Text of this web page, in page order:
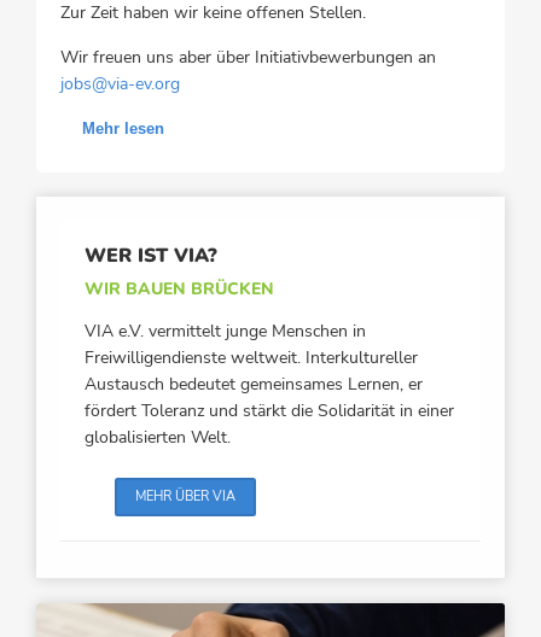
Zur Zeit haben wir keine offenen Stellen.
Wir freuen uns aber über Initiativbewerbungen an
jobs@via-ev.org
Mehr lesen
WER IST VIA?
WIR BAUEN BRÜCKEN
VIA e.V. vermittelt junge Menschen in
Freiwilligendienste weltweit. Interkultureller
Austausch bedeutet gemeinsames Lernen, er
fördert Toleranz und stärkt die Solidarität in einer
globalisierten Welt.
MEHR ÜBER VIA